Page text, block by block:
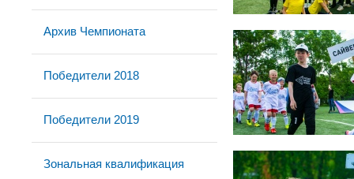
Архив Чемпионата
Победители 2018
Победители 2019
Зональная квалификация